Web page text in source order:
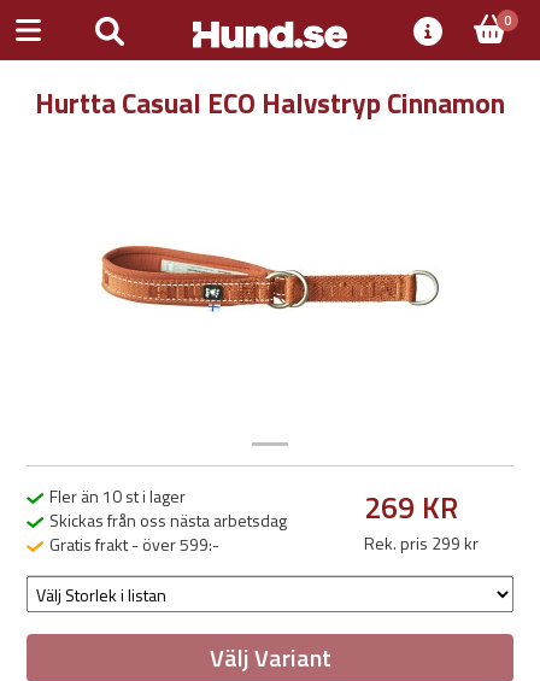
0
Hurtta Casual ECO Halvstryp Cinnamon
Previous
Fler än 10 st i lager
Skickas från oss nästa arbetsdag
Gratis frakt - över 599:-
269 KR
Rek. pris 299 kr
Välj Variant